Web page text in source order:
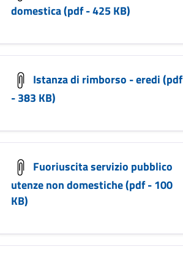
domestica (pdf - 425 KB)
Istanza di rimborso - eredi (pdf
- 383 KB)
Fuoriuscita servizio pubblico
utenze non domestiche (pdf - 100
KB)